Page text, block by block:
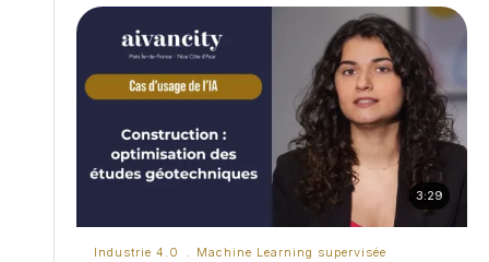
3:29
Industrie 4.0 Machine Learning supervisée